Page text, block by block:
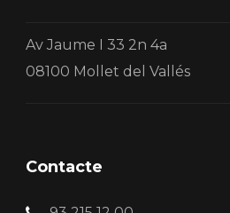
Av Jaume I 33 2n 4a
08100 Mollet del Vallés
Contacte